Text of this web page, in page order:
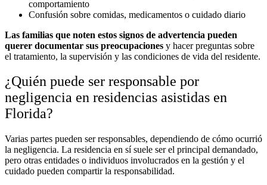
comportamiento
Confusión sobre comidas, medicamentos o cuidado diario
Las familias que noten estos signos de advertencia pueden
querer documentar sus preocupaciones y hacer preguntas sobre
el tratamiento, la supervisión y las condiciones de vida del residente.
¿Quién puede ser responsable por
negligencia en residencias asistidas en
Florida?
Varias partes pueden ser responsables, dependiendo de cómo ocurrió
la negligencia. La residencia en sí suele ser el principal demandado,
pero otras entidades o individuos involucrados en la gestión y el
cuidado pueden compartir la responsabilidad.